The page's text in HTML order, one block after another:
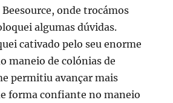
Beesource, onde trocámos
algumas dúvidas.
cativado pelo seu enorme
maneio de colónias de
permitiu avançar mais
forma confiante no maneio